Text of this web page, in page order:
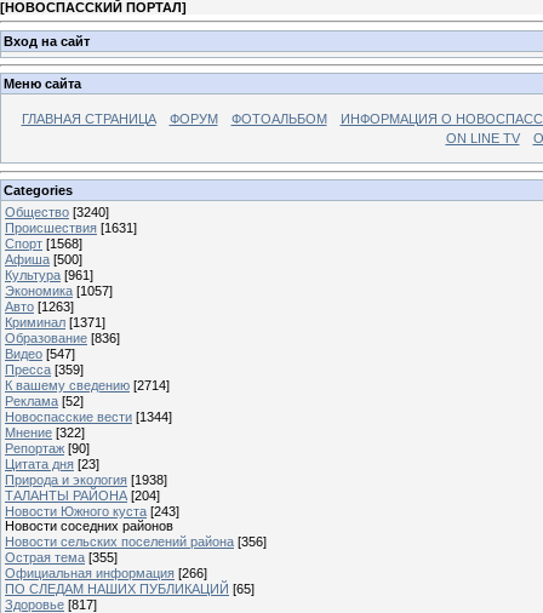
[НОВОСПАССКИЙ ПОРТАЛ]
Вход на сайт
Меню сайта
ГЛАВНАЯ СТРАНИЦА ФОРУМ ФОТОАЛЬБОМ
ИНФОРМАЦИЯ О
ON LINE TV
Categories
Общество [3240]
Происшествия [1631]
Спорт [1568]
Афиша [500]
Культура [961]
Экономика [1057]
Авто [1263]
Криминал [1371]
Образование [836]
Видео [547]
Пресса [359]
К вашему сведению [2714]
Реклама [52]
Новоспасские вести [1344]
Мнение [322]
Репортаж [90]
Цитата дня [23]
Природа и экология [1938]
ТАЛАНТЫ РАЙОНА [204]
Новости Южного куста [243]
Новости соседних районов
Новости сельских поселений района [356]
Острая тема [355]
Официальная информация [266]
ПО СЛЕДАМ НАШИХ ПУБЛИКАЦИЙ [65]
Здоровье [817]